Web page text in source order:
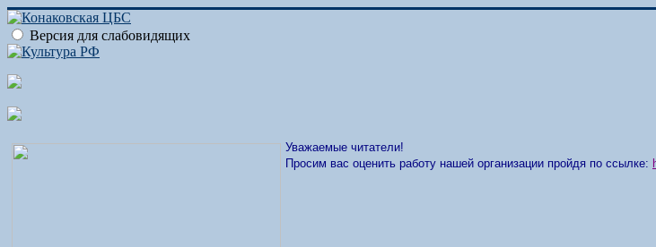
Версия для слабовидящих
Уважаемые читатели!
Просим вас оценить работу нашей организации пройдя по ссылке: